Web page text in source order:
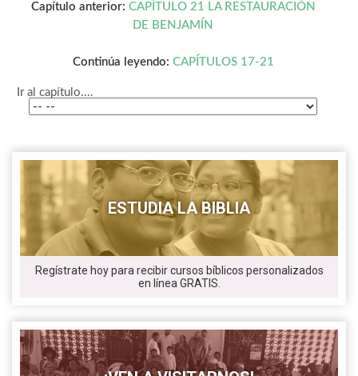
Capítulo anterior: CAPÍTULO 21 LA RESTAURACIÓN
DE BENJAMÍN
Continúa leyendo: CAPÍTULOS 17-21
Ir al capítulo....
ESTUDIA LA BIBLIA
Regístrate hoy para recibir cursos bíblicos personalizados
en línea GRATIS.